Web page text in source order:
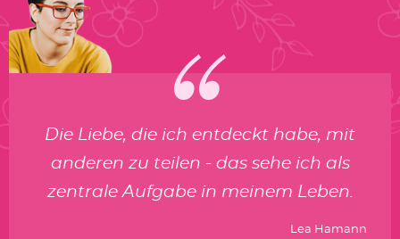
Die Liebe, die ich entdeckt habe, mit
anderen zu teilen - das sehe ich als
zentrale Aufgabe in meinem Leben.
Lea Hamann